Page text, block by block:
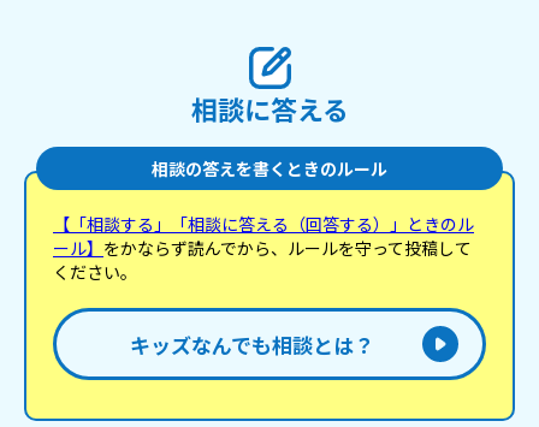
相談に答える
相談の答えを書くときのルール
【「相談する」「相談に答える（回答する）」ときのル
ール】 をかならず読んでから、ルールを守って投稿して
ください。
キッズなんでも相談とは？